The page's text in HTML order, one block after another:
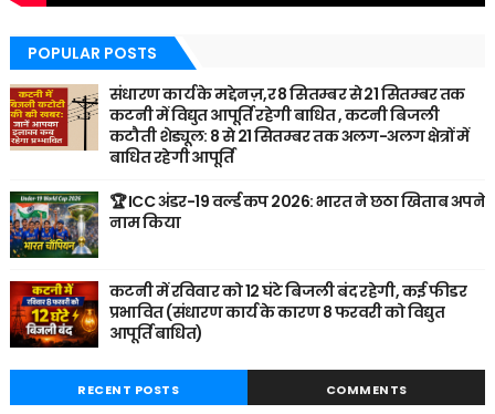
POPULAR POSTS
संधारण कार्य के मद्देनज़,र 8 सितम्बर से 21 सितम्बर तक
कटनी में विद्युत आपूर्ति रहेगी बाधित , कटनी बिजली
कटौती शेड्यूल: 8 से 21 सितम्बर तक अलग-अलग क्षेत्रों में
बाधित रहेगी आपूर्ति
🏆 ICC अंडर-19 वर्ल्ड कप 2026: भारत ने छठा खिताब अपने
नाम किया
कटनी में रविवार को 12 घंटे बिजली बंद रहेगी, कई फीडर
प्रभावित (संधारण कार्य के कारण 8 फरवरी को विद्युत
आपूर्ति बाधित)
RECENT POSTS COMMENTS